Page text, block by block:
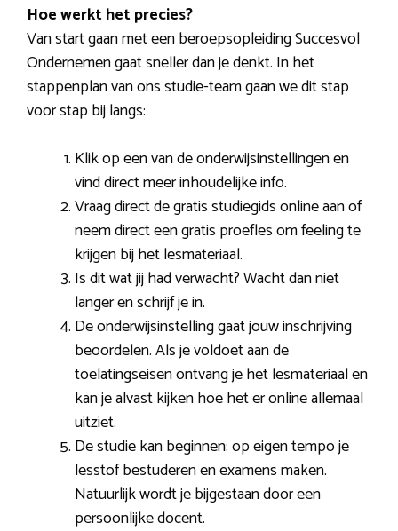
Hoe werkt het precies?
Van start gaan met een beroepsopleiding Succesvol
Ondernemen gaat sneller dan je denkt. In het
stappenplan van ons studie-team gaan we dit stap
voor stap bij langs:
Klik op een van de onderwijsinstellingen en
vind direct meer inhoudelijke info.
Vraag direct de gratis studiegids online aan of
neem direct een gratis proefles om feeling te
krijgen bij het lesmateriaal.
Is dit wat jij had verwacht? Wacht dan niet
langer en schrijf je in.
De onderwijsinstelling gaat jouw inschrijving
beoordelen. Als je voldoet aan de
toelatingseisen ontvang je het lesmateriaal en
kan je alvast kijken hoe het er online allemaal
uitziet.
De studie kan beginnen: op eigen tempo je
lesstof bestuderen en examens maken.
Natuurlijk wordt je bijgestaan door een
persoonlijke docent.